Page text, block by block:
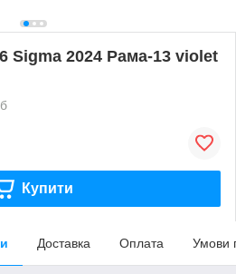
Sigma 2024 Рама-13 violet
Купити
Доставка Оплата Умови